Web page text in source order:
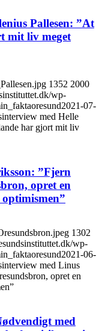
Pallesen: ”At
mit liv meget
1352 2000
wp-
2021-07-
med Helle
har gjort mit liv
”Fjern
opret en
1302
wp-
2021-06-
med Linus
opret en
med